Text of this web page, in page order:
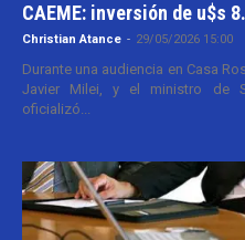
CAEME: inversión de u$s
Christian Atance - 29/05/2026 15:00
Durante una audiencia en Casa
Javier Milei, y el ministro de
oficializó...